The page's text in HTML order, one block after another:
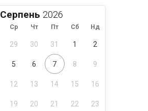
Серпень
Ср Чт Пт Сб Нд
29 30 31 1 2
5 6 7 8 9
12 13 14 15 16
19 20 21 22 23